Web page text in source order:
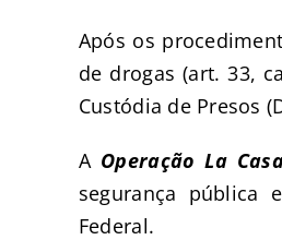
Após os
de drogas (art. 33,
Custódia de Presos
A Operação La
segurança pública
Federal.